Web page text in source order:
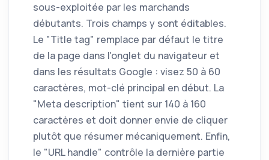
sous-exploitée par les marchands
débutants. Trois champs y sont éditables.
Le "Title tag" remplace par défaut le titre
de la page dans l'onglet du navigateur et
dans les résultats Google : visez 50 à 60
caractères, mot-clé principal en début. La
"Meta description" tient sur 140 à 160
caractères et doit donner envie de cliquer
plutôt que résumer mécaniquement. Enfin,
le "URL handle" contrôle la dernière partie